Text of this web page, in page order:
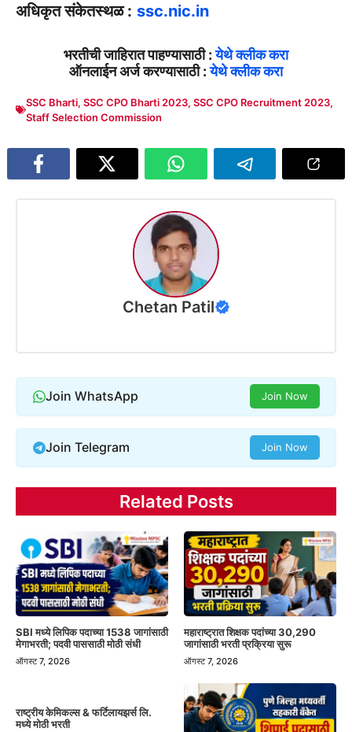
अधिकृत संकेतस्थळ : ssc.nic.in
भरतीची जाहिरात पाहण्यासाठी :येथे क्लीक करा
ऑनलाईन अर्ज करण्यासाठी :येथे क्लीक करा
SSC Bharti, SSC CPO Bharti 2023, SSC CPO Recruitment 2023,
Staff Selection Commission
Chetan Patil
Join WhatsApp Join Now
Join Telegram Join Now
Related Posts
SBI मध्ये लिपिक पदाच्या 1538 जागांसाठी
मेगाभरती; पदवी पाससाठी मोठी संधी
ऑगस्ट 7, 2026
महाराष्ट्रात शिक्षक पदांच्या 30,290
जागांसाठी भरती प्रक्रिया सुरू
ऑगस्ट 7, 2026
राष्ट्रीय केमिकल्स & फर्टिलायझर्स लि.
मध्ये मोठी भरती